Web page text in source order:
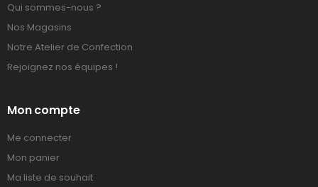
Qui sommes-nous ?
Nos Magasins
Notre Atelier de Confection
Rejoignez nos équipes !
Mon compte
Me connecter
Mon panier
Ma liste de souhait